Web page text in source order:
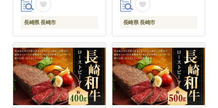
長崎県 長崎市 長崎県 長崎市